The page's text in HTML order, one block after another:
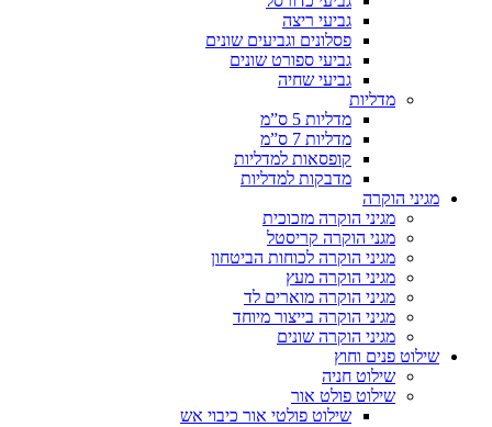
גביעי ריצה
פסלונים וגביעים שונים
גביעי ספורט שונים
גביעי שחיה
מדליות
מדליות 5 ס”מ
מדליות 7 ס”מ
קופסאות למדליות
מדבקות למדליות
מגיני הוקרה
מגיני הוקרה מזכוכית
מגני הוקרה קריסטל
מגיני הוקרה לכוחות הביטחון
מגיני הוקרה מעץ
מגיני הוקרה מוארים לד
מגיני הוקרה בייצור מיוחד
מגיני הוקרה שונים
שילוט פנים וחוץ
שילוט חניה
שילוט פולט אור
שילוט פולטי אור כיבוי אש